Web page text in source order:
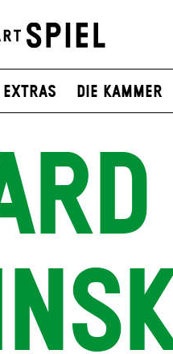
Extras Die Kammer